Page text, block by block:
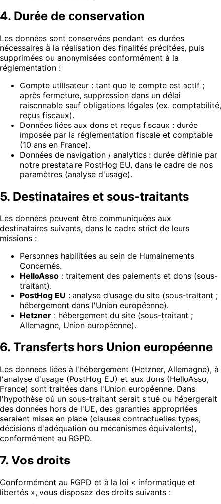
4. Durée de conservation
Les données sont conservées pendant les durées
nécessaires à la réalisation des finalités précitées, puis
supprimées ou anonymisées conformément à la
réglementation :
Compte utilisateur : tant que le compte est actif ;
après fermeture, suppression dans un délai
raisonnable sauf obligations légales (ex. comptabilité,
reçus fiscaux).
Données liées aux dons et reçus fiscaux : durée
imposée par la réglementation fiscale et comptable
(10 ans en France).
Données de navigation / analytics : durée définie par
notre prestataire PostHog EU, dans le cadre de nos
paramètres (analyse d'usage).
5. Destinataires et sous-traitants
Les données peuvent être communiquées aux
destinataires suivants, dans le cadre strict de leurs
missions :
Personnes habilitées au sein de Humainements
Concernés.
HelloAsso : traitement des paiements et dons (sous-
traitant).
PostHog EU : analyse d'usage du site (sous-traitant ;
hébergement dans l'Union européenne).
Hetzner : hébergement du site (sous-traitant ;
Allemagne, Union européenne).
6. Transferts hors Union européenne
Les données liées à l'hébergement (Hetzner, Allemagne), à
l'analyse d'usage (PostHog EU) et aux dons (HelloAsso,
France) sont traitées dans l'Union européenne. Dans
l'hypothèse où un sous-traitant serait situé ou hébergerait
des données hors de l'UE, des garanties appropriées
seraient mises en place (clauses contractuelles types,
décisions d'adéquation ou mécanismes équivalents),
conformément au RGPD.
7. Vos droits
Conformément au RGPD et à la loi « informatique et
libertés », vous disposez des droits suivants :